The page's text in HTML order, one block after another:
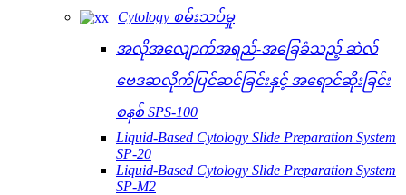
Cytology စမ်းသပ်မှု
အလိုအလျောက်အရည်-အခြေခံသည့် ဆဲလ်
ဗေဒဆလိုက်ပြင်ဆင်ခြင်းနှင့် အရောင်ဆိုးခြင်း
စနစ် SPS-100
Liquid-Based Cytology Slide Preparation System
SP-20
Liquid-Based Cytology Slide Preparation System
SP-M2